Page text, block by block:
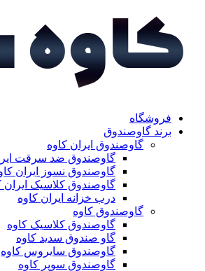
فروشگاه
برند گاوصندوق
گاوصندوق ایران کاوه
گاوصندوق ضد سرقت
گاوصندوق نسوز ایران
گاوصندوق کلاسیک ایران
درب خزانه ایران کاوه
گاوصندوق کاوه
گاوصندوق کلاسیک کاوه
گاو صندوق سدید کاوه
گاوصندوق سایروس کاوه
گاوصندوق سوپر کاوه